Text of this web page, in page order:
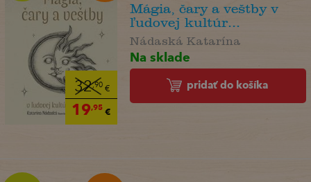
32,90€
19,95€
Mágia, čary a veštby v
ľudovej kultúr...
Nádaská Katarína
Na sklade
pridať do košíka